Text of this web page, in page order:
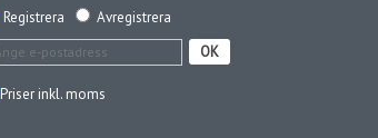
Registrera
Avregistrera
OK
Priser inkl. moms